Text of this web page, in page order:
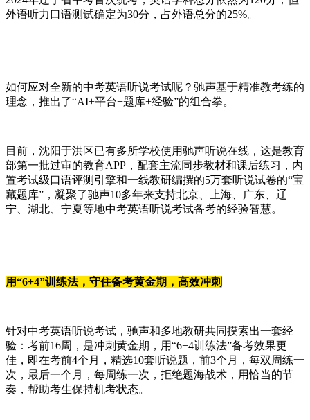
外语听力口语测试确定为30分，占外语总分的25%。
如何应对全新的中考英语听说考试呢？驰声基于精准教考练的
理念，推出了“AI+平台+题库+经验”的组合拳。
目前，沈阳于洪区已有多所学校使用驰声听说在线，这是教育
部第一批过审的教育APP，配套主流同步教材和课后练习，内
置考试级口语评测引擎和一线教研编撰的5万套听说试卷的“宝
藏题库”，凝聚了驰声10多年来支持北京、上海、广东、辽
宁、湖北、宁夏等地中考英语听说考试备考的经验智慧。
用“6+4”训练法，守住备考黄金期，高效冲刺
针对中考英语听说考试，驰声和多地教研共同摸索出一套经
验：考前16周，是冲刺黄金期，用“6+4训练法”备考效果更
佳，即在考前4个月，精选10套听说题，前3个月，每双周练一
次，最后一个月，每周练一次，拒绝题海战术，用恰当的节
奏，帮助考生保持机考状态。